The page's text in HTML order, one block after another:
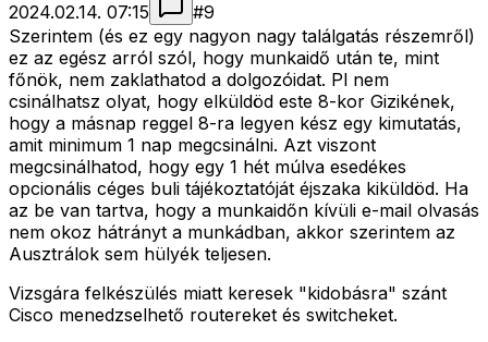
2024.02.14. 07:15
#9
Szerintem (és ez egy nagyon nagy találgatás részemről)
ez az egész arról szól, hogy munkaidő után te, mint
főnök, nem zaklathatod a dolgozóidat. Pl nem
csinálhatsz olyat, hogy elküldöd este 8-kor Gizikének,
hogy a másnap reggel 8-ra legyen kész egy kimutatás,
amit minimum 1 nap megcsinálni. Azt viszont
megcsinálhatod, hogy egy 1 hét múlva esedékes
opcionális céges buli tájékoztatóját éjszaka kiküldöd. Ha
az be van tartva, hogy a munkaidőn kívüli e-mail olvasás
nem okoz hátrányt a munkádban, akkor szerintem az
Ausztrálok sem hülyék teljesen.
Vizsgára felkészülés miatt keresek "kidobásra" szánt
Cisco menedzselhető routereket és switcheket.